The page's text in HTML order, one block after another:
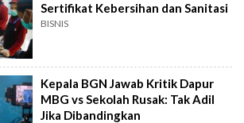
Sertifikat Kebersihan dan Sanitasi
BISNIS
Kepala BGN Jawab Kritik Dapur
MBG vs Sekolah Rusak: Tak Adil
Jika Dibandingkan